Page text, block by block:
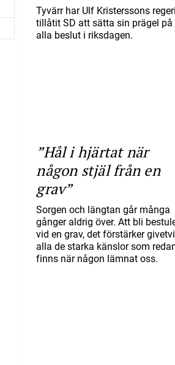
Tyvärr har Ulf Kristerssons
tillåtit SD att sätta sin prägel på
alla beslut i riksdagen.
”Hål i hjärtat när
någon stjäl från en
grav”
Sorgen och längtan går många
gånger aldrig över. Att bli
vid en grav, det förstärker
alla de starka känslor som
finns när någon lämnat oss.